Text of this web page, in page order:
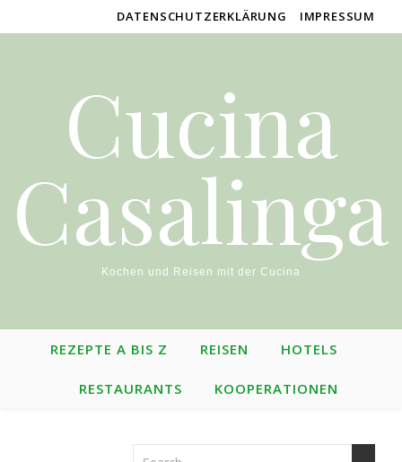
DATENSCHUTZERKLÄRUNG IMPRESSUM
Cucina
Casalinga
Kochen und Reisen mit der Cucina
REZEPTE A BIS Z REISEN HOTELS
RESTAURANTS KOOPERATIONEN